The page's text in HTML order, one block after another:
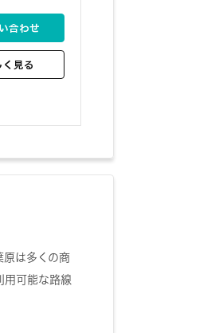
合わせ
く見る
原は多くの商
用可能な路線